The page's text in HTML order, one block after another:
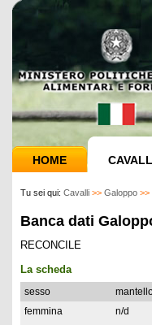
HOME
Tu sei qui: Cavalli >> Galoppo >>
Banca dati
RECONCILE
La scheda
sesso
femmina
n/d